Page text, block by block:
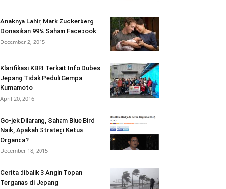
Anaknya Lahir, Mark Zuckerberg
Donasikan 99% Saham Facebook
December 2, 2015
Klarifikasi KBRI Terkait Info Dubes
Jepang Tidak Peduli Gempa
Kumamoto
April 20, 2016
Go-jek Dilarang, Saham Blue Bird
Naik, Apakah Strategi Ketua
Organda?
December 18, 2015
Cerita dibalik 3 Angin Topan
Terganas di Jepang